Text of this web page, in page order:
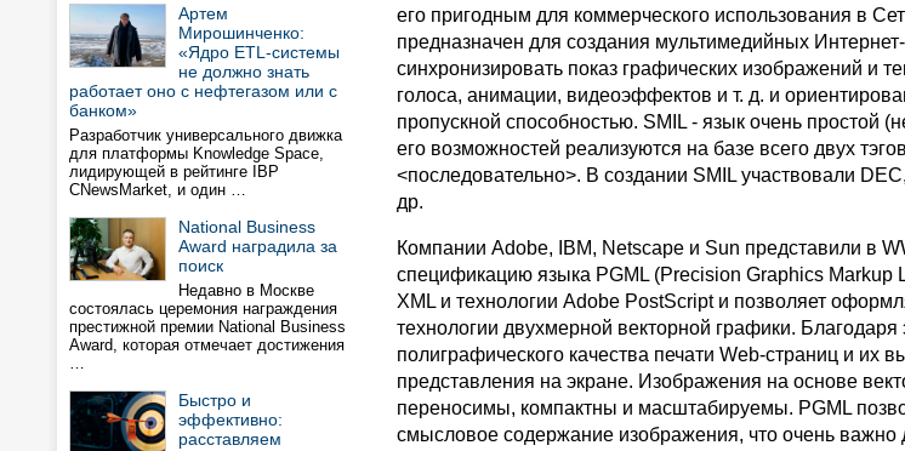
Артем
Мирошинченко:
«Ядро ETL-системы
не должно знать
работает оно с нефтегазом или с
банком»
Разработчик универсального движка
для платформы Knowledge Space,
лидирующей в рейтинге IBP
CNewsMarket, и один …
National Business
Award наградила за
поиск
Недавно в Москве
состоялась церемония награждения
престижной премии National Business
Award, которая отмечает достижения
…
Быстро и
эффективно:
расставляем
его пригодным для коммерческого использования в
предназначен для создания мультимедийных
синхронизировать показ графических изображений и
голоса, анимации, видеоэффектов и т. д. и
пропускной способностью. SMIL - язык очень простой
его возможностей реализуются на базе всего двух
<последовательно>. В создании SMIL участвовали
др.
Компании Adobe, IBM, Netscape и Sun представили в
спецификацию языка PGML (Precision Graphics Markup
XML и технологии Adobe PostScript и позволяет
технологии двухмерной векторной графики. Благодаря
полиграфического качества печати Web-страниц и их
представления на экране. Изображения на основе
переносимы, компактны и масштабируемы. PGML
смысловое содержание изображения, что очень важно